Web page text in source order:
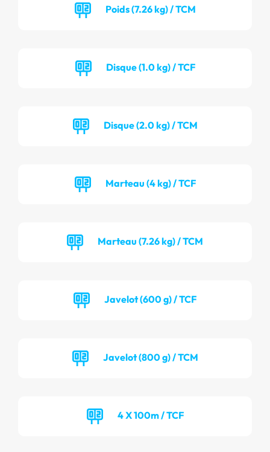
Poids (7.26 kg) / TCM
Disque (1.0 kg) / TCF
Disque (2.0 kg) / TCM
Marteau (4 kg) / TCF
Marteau (7.26 kg) / TCM
Javelot (600 g) / TCF
Javelot (800 g) / TCM
4 X 100m / TCF